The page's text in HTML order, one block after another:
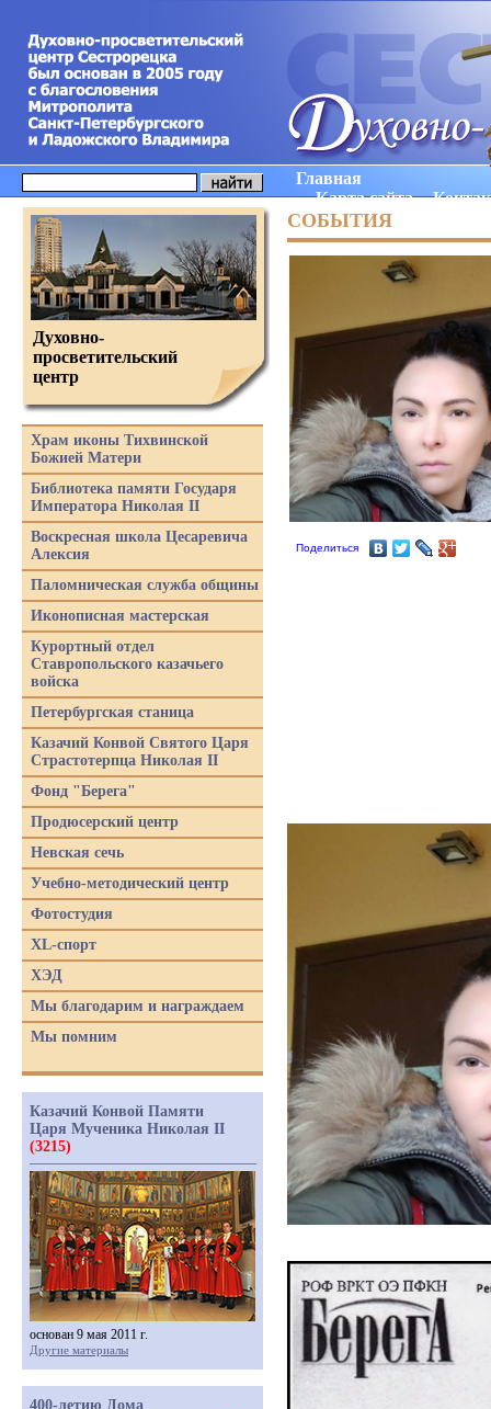
Главная
Карта сайта
СОБЫТИЯ
Поделиться
Духовно-
просветительский
центр
Храм иконы Тихвинской
Божией Матери
Библиотека памяти Государя
Императора Николая II
Воскресная школа Цесаревича
Алексия
Паломническая служба общины
Иконописная мастерская
Курортный отдел
Ставропольского казачьего
войска
Петербургская станица
Казачий Конвой Святого Царя
Страстотерпца Николая II
Фонд "Берега"
Продюсерский центр
Невская сечь
Учебно-методический центр
Фотостудия
XL-спорт
ХЭД
Мы благодарим и награждаем
Мы помним
Казачий Конвой Памяти
Царя Мученика Николая II
(3215)
основан 9 мая 2011 г.
Другие материалы
400-летию Дома